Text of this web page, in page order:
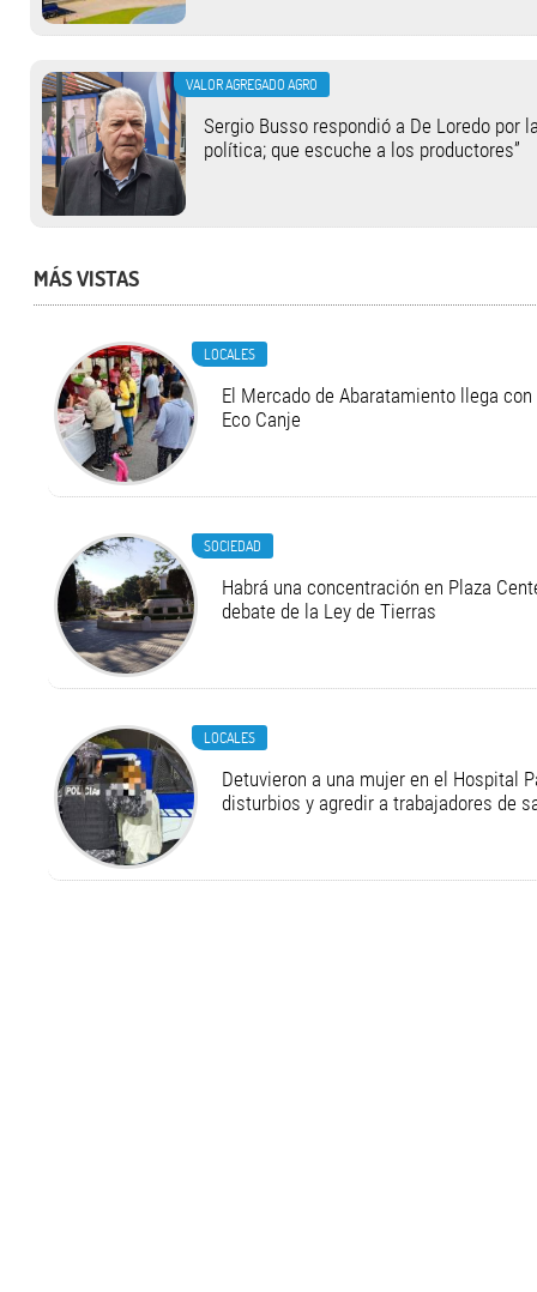
VALOR AGREGADO AGRO
Sergio Busso respondió a De Loredo por
política; que escuche a los productores”
MÁS VISTAS
LOCALES
El Mercado de Abaratamiento llega
Eco Canje
SOCIEDAD
Habrá una concentración en Plaza
debate de la Ley de Tierras
LOCALES
Detuvieron a una mujer en el Hospital
disturbios y agredir a trabajadores de